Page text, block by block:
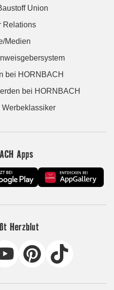
Union
Relations
Medien
bei HORNBACH
bei HORNBACH
Apps
Herzblut